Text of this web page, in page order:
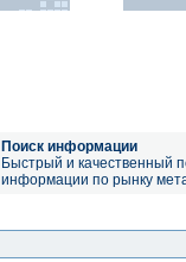
Поиск информации
Быстрый и качественный
информации по рынку